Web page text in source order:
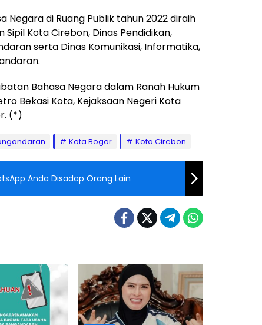
Negara di Ruang Publik tahun 2022 diraih
Kota Cirebon, Dinas Pendidikan,
serta Dinas Komunikasi, Informatika,
Bahasa Negara dalam Ranah Hukum
Bekasi Kota, Kejaksaan Negeri Kota
(*)
Kota Bogor Kota Cirebon
Anda Disadap Orang Lain